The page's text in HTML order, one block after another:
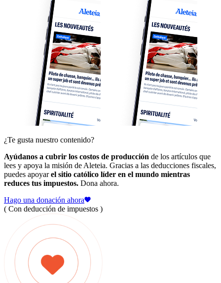
¿Te gusta nuestro contenido?
Ayúdanos a cubrir los costos de producción de los artículos que
lees y apoya la misión de Aleteia. Gracias a las deducciones fiscales,
puedes apoyarel sitio católico líder en el mundo mientras
reduces tus impuestos. Dona ahora.
Hago una donación ahora
( Con deducción de impuestos )